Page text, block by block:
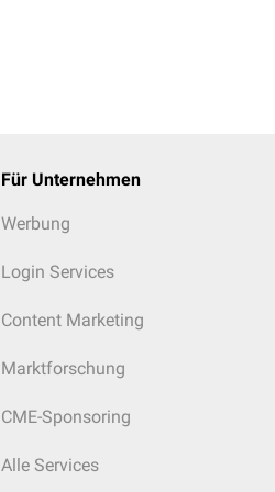
Für Unternehmen
Werbung
Login Services
Content Marketing
Marktforschung
CME-Sponsoring
Alle Services